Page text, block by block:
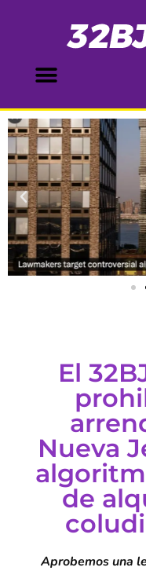
El
Nueva
de
Aprobemos una